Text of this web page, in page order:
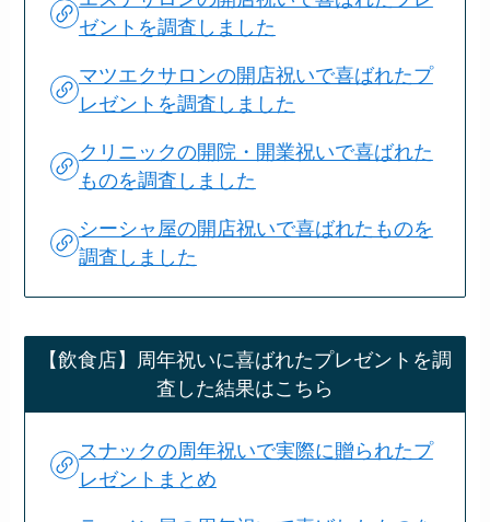
ゼントを調査しました
マツエクサロンの開店祝いで喜ばれたプ
レゼントを調査しました
クリニックの開院・開業祝いで喜ばれた
ものを調査しました
シーシャ屋の開店祝いで喜ばれたものを
調査しました
【飲食店】周年祝いに喜ばれたプレゼントを調
査した結果はこちら
スナックの周年祝いで実際に贈られたプ
レゼントまとめ